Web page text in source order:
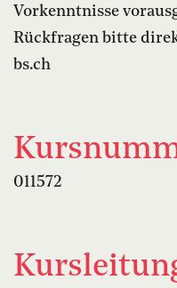
Vorkenntnisse
Rückfragen bitte
bs.ch
011572